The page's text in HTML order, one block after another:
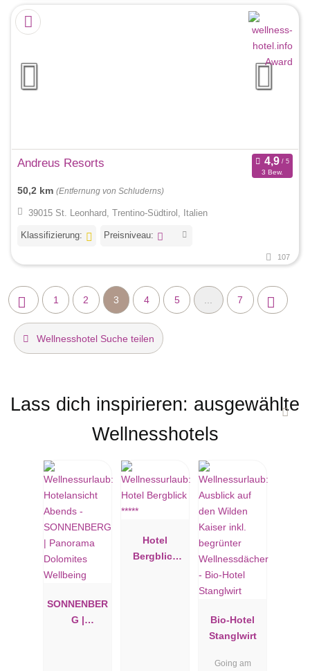
Andreus Resorts
3 Bew.
50,2 km (Entfernung von Schluderns)
39015 St. Leonhard, Trentino-Südtirol, Italien
Klassifizierung: Preisniveau:
107
1 2 3 4 5 7
Wellnesshotel Suche teilen
Lass dich inspirieren: ausgewählte
Wellnesshotels
SONNENBER
G |
Hotel
Bergblick
Bio-Hotel
Stanglwirt
Going am